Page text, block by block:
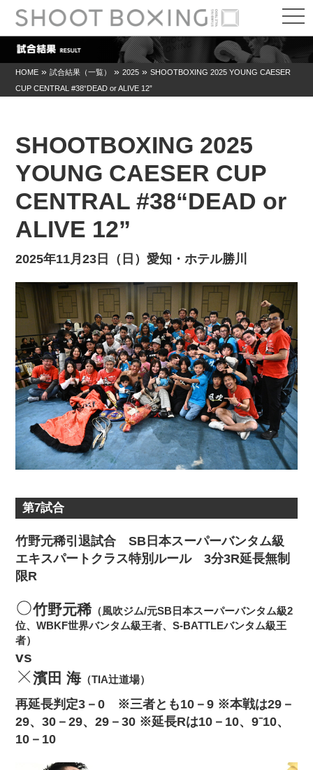
t
o
g
HOME »試合結果（一覧） »2025 »SHOOTBOXING 2025 YOUNG CAESER
CUP CENTRAL #38“DEAD or ALIVE 12”
SHOOTBOXING 2025
YOUNG CAESER CUP
CENTRAL #38“DEAD or
ALIVE 12”
2025年11月23日（日）愛知・ホテル勝川
第7試合
竹野元稀引退試合 SB日本スーパーバンタム級
エキスパートクラス特別ルール 3分3R延長無制
限R
竹野元稀 （風吹ジム/元SB日本スーパーバンタム級2
位、WBKF世界バンタム級王者、S-BATTLEバンタム級王
者）
vs
濱田 海（TIA辻道場）
再延長判定3－0 ※三者とも10－9 ※本戦は29－
29、30－29、29－30 ※延長Rは10－10、9⁻10、
10－10